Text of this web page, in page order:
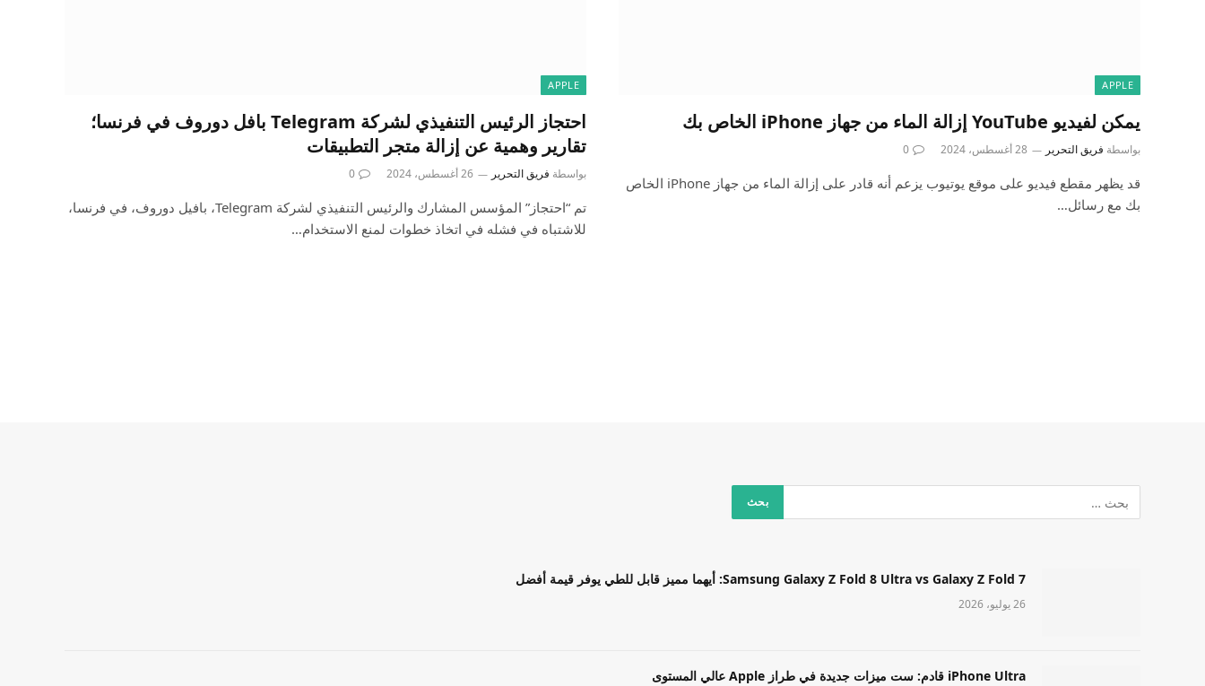
APPLE
يمكن لفيديو YouTube إزالة الماء من جهاز iPhone الخاص بك
بواسطة فريق التحرير 28 أغسطس، 2024 0
قد يظهر مقطع فيديو على موقع يوتيوب يزعم أنه قادر على إزالة الماء من جهاز iPhone الخاص
بك مع رسائل…
APPLE
احتجاز الرئيس التنفيذي لشركة Telegram بافل دوروف في فرنسا؛
تقارير وهمية عن إزالة متجر التطبيقات
بواسطة فريق التحرير 26 أغسطس، 2024 0
تم “احتجاز” المؤسس المشارك والرئيس التنفيذي لشركة Telegram، بافيل دوروف، في فرنسا،
للاشتباه في فشله في اتخاذ خطوات لمنع الاستخدام…
Samsung Galaxy Z Fold 8 Ultra vs Galaxy Z Fold 7: أيهما مميز قابل للطي يوفر قيمة أفضل
26 يوليو، 2026
iPhone Ultra قادم: ست ميزات جديدة في طراز Apple عالي المستوى